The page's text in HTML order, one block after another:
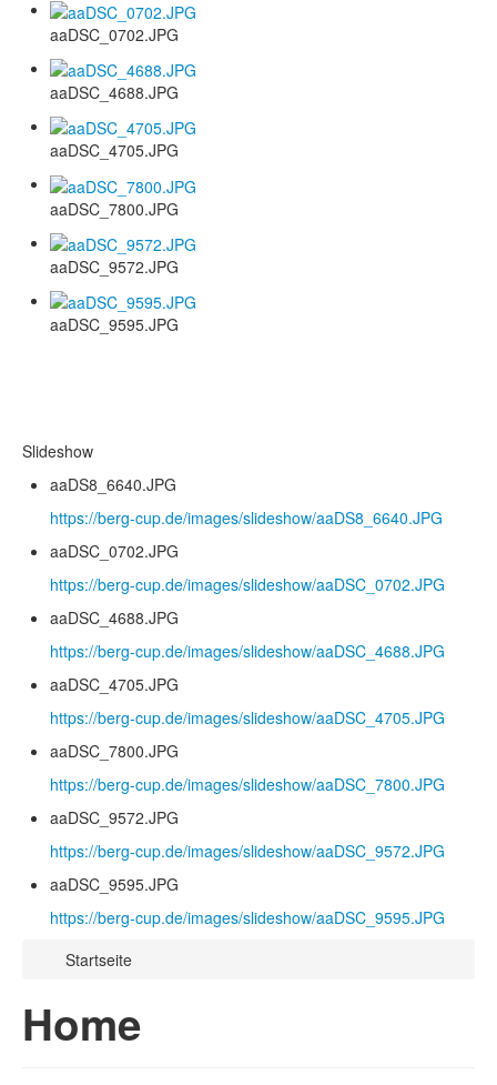
aaDSC_0702.JPG
aaDSC_4688.JPG
aaDSC_4705.JPG
aaDSC_7800.JPG
aaDSC_9572.JPG
aaDSC_9595.JPG
Slideshow
aaDS8_6640.JPG
https://berg-cup.de/images/slideshow/aaDS8_6640.JPG
aaDSC_0702.JPG
https://berg-cup.de/images/slideshow/aaDSC_0702.JPG
aaDSC_4688.JPG
https://berg-cup.de/images/slideshow/aaDSC_4688.JPG
aaDSC_4705.JPG
https://berg-cup.de/images/slideshow/aaDSC_4705.JPG
aaDSC_7800.JPG
https://berg-cup.de/images/slideshow/aaDSC_7800.JPG
aaDSC_9572.JPG
https://berg-cup.de/images/slideshow/aaDSC_9572.JPG
aaDSC_9595.JPG
https://berg-cup.de/images/slideshow/aaDSC_9595.JPG
Startseite
Home